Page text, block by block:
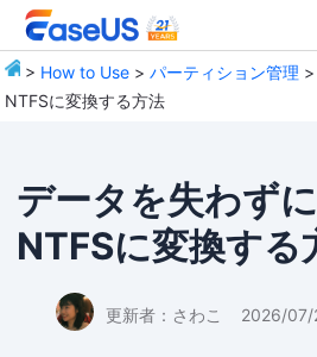
> How to Use >パーティション管理
NTFSに変換する方法
データを失わず
NTFSに変換する
更新者： さわこ 2026/07/